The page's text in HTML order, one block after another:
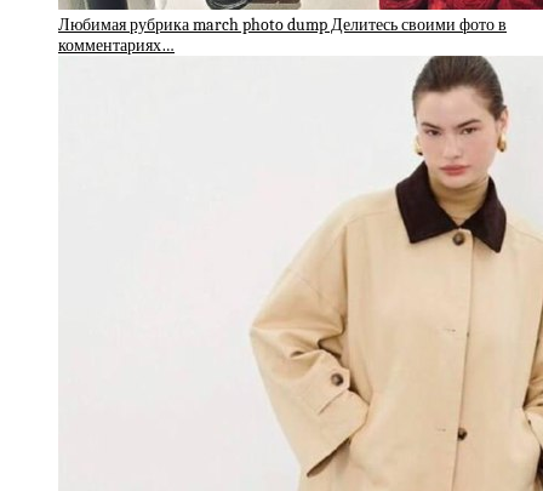
Любимая рубрика march photo dump Делитесь своими фото в
комментариях…